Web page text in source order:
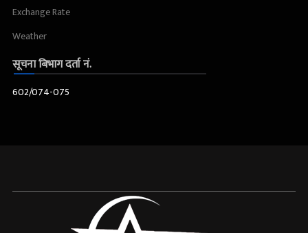
Exchange Rate
Weather
सूचना बिभाग दर्ता नं.
602/074-075